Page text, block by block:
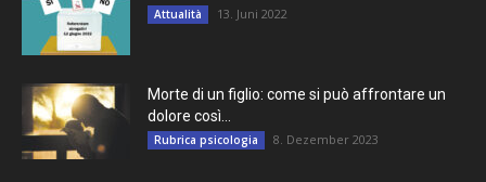
Attualità 13. Juni 2022
Morte di un figlio: come si può affrontare un
dolore così...
Rubrica psicologia 8. Dezember 2023